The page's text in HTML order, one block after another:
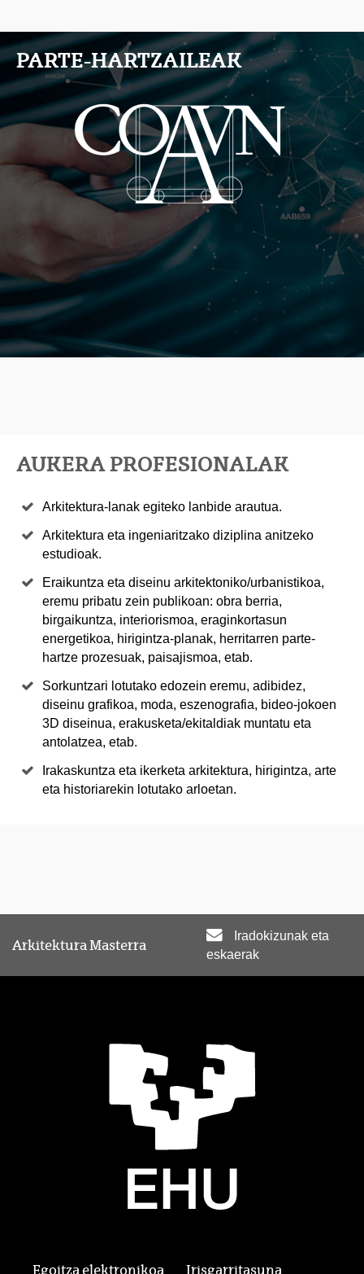
PARTE-HARTZAILEAK
AUKERA PROFESIONALAK
Arkitektura-lanak egiteko lanbide arautua.
Arkitektura eta ingeniaritzako diziplina anitzeko
estudioak.
Eraikuntza eta diseinu arkitektoniko/urbanistikoa,
eremu pribatu zein publikoan: obra berria,
birgaikuntza, interiorismoa, eraginkortasun
energetikoa, hirigintza-planak, herritarren parte-
hartze prozesuak, paisajismoa, etab.
Sorkuntzari lotutako edozein eremu, adibidez,
diseinu grafikoa, moda, eszenografia, bideo-jokoen
3D diseinua, erakusketa/ekitaldiak muntatu eta
antolatzea, etab.
Irakaskuntza eta ikerketa arkitektura, hirigintza, arte
eta historiarekin lotutako arloetan.
Arkitektura Masterra
Iradokizunak eta
eskaerak
Egoitza elektronikoa Irisgarritasuna